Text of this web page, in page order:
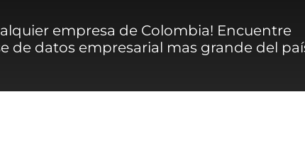
empresa de Colombia! Encuentre
de datos empresarial mas grande del